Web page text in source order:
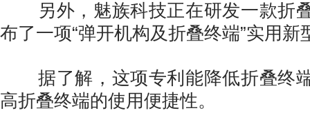
另外，魅族科技正在研发一款折
布了一项“弹开机构及折叠终端”实用新
据了解，这项专利能降低折叠终
高折叠终端的使用便捷性。